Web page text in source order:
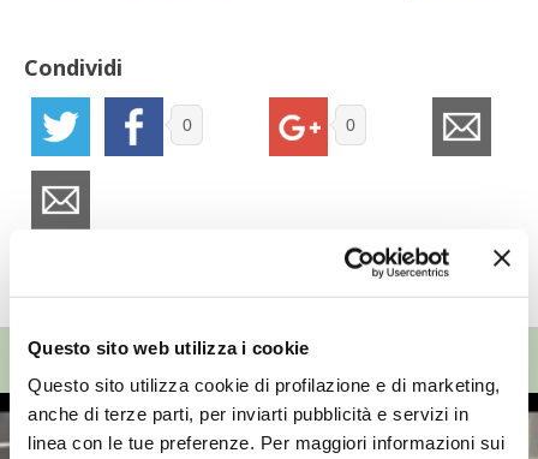
Questo sito web utilizza i cookie
Questo sito utilizza cookie di profilazione e di marketing,
anche di terze parti, per inviarti pubblicità e servizi in
linea con le tue preferenze. Per maggiori informazioni sui
VITA IN CAMPAGNA LA FIERA
NATURALMENTE
I PARTNER DI VITA IN CAMPAGNA
Condividi
0 0
TUTTI GLI ARTICOLI
TOP VIDEO